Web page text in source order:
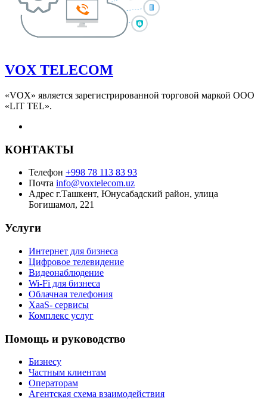
VOX TELECOM
«VOX» является зарегистрированной торговой маркой ООО
«LIT TEL».
КОНТАКТЫ
Телефон +998 78 113 83 93
Почта info@voxtelecom.uz
Адрес г.Ташкент, Юнусабадский район, улица
Богишамол, 221
Услуги
Интернет для бизнеса
Цифровое телевидение
Видеонаблюдение
Wi-Fi для бизнеса
Облачная телефония
XaaS- сервисы
Комплекс услуг
Помощь и руководство
Бизнесу
Частным клиентам
Операторам
Агентская схема взаимодействия